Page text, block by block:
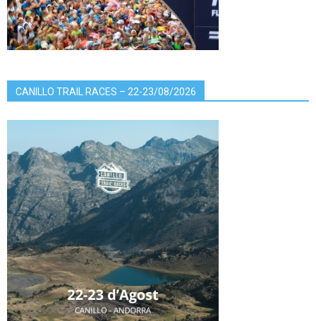
CANILLO TRAIL RACES – 22-23/08/2026